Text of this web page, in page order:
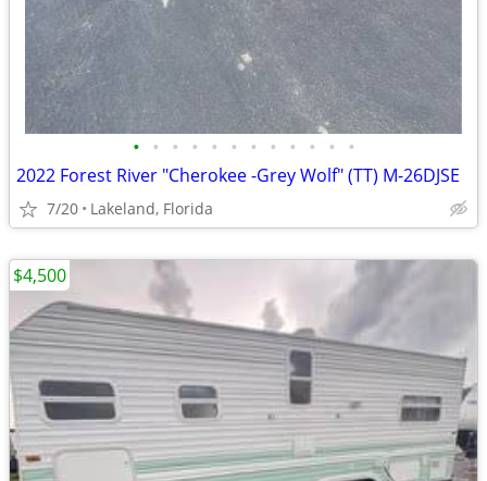
• • • • • • • • • • • •
2022 Forest River "Cherokee -Grey Wolf" (TT) M-26DJSE
7/20 Lakeland, Florida
$4,500